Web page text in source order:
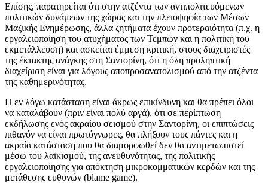
Επίσης, παρατηρείται ότι στην ατζέντα των αντιπολιτευόμενων
πολιτικών δυνάμεων της χώρας και την πλειοψηφία των Μέσων
Μαζικής Ενημέρωσης, άλλα ζητήματα έχουν προτεραιότητα (π.χ. η
εργαλειοποίηση του ατυχήματος των Τεμπών και η πολιτική του
εκμετάλλευση) και ασκείται έμμεση κριτική, στους διαχειριστές
της έκτακτης ανάγκης στη Σαντορίνη, ότι η όλη προληπτική
διαχείριση είναι για λόγους αποπροσανατολισμού από την ατζέντα
της καθημερινότητας.
Η εν λόγω κατάσταση είναι άκρως επικίνδυνη και θα πρέπει όλοι
να καταλάβουν (πριν είναι πολύ αργά), ότι σε περίπτωση
εκδήλωσης ενός ακραίου σεισμού στην Σαντορίνη, οι επιπτώσεις
πιθανόν να είναι πρωτόγνωρες, θα πλήξουν τους πάντες και η
ακραία κατάσταση που θα διαμορφωθεί δεν θα αντιμετωπιστεί
μέσω του λαϊκισμού, της ανευθυνότητας, της πολιτικής
εργαλειοποίησης για απόκτηση μικροκομματικών κερδών και της
μετάθεσης ευθυνών (blame game).